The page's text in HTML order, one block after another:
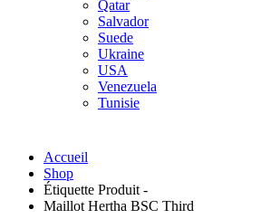
Qatar
Salvador
Suede
Ukraine
USA
Venezuela
Tunisie
Accueil
Shop
Étiquette Produit -
Maillot Hertha BSC Third